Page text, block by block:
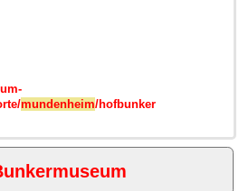
mundenheim/hofbunker